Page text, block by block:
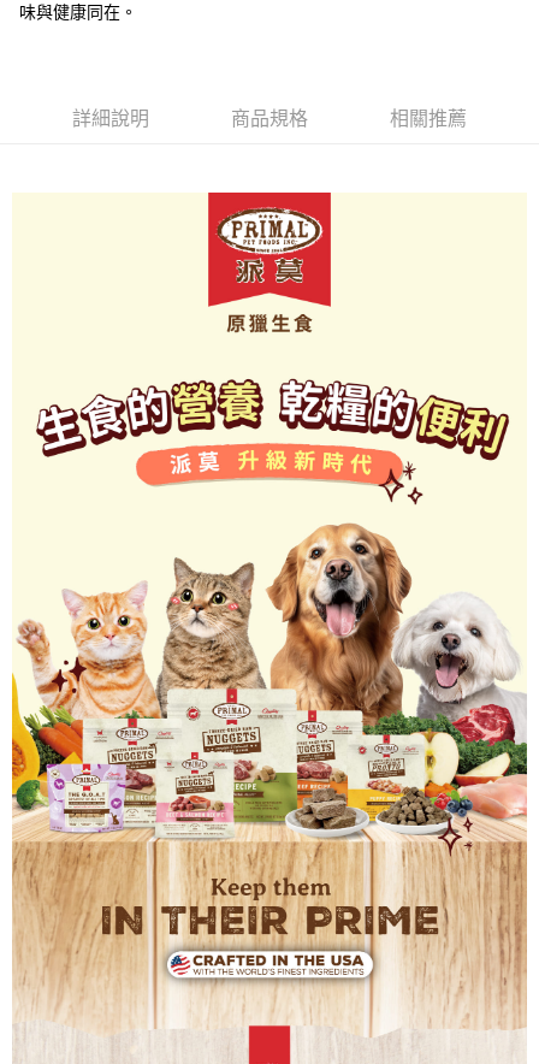
１．透過由恩沛科技股份有限公司提供之「AFTEE先享後付」服務完成之交
https://aftee.tw/terms/#terms3
３．未成年的使用者請事先徵得法定代理人或監護人之同意方可使用
４．使用「AFTEE先享後付」時，將依據個別帳號之用戶狀況，依本公司即
時審查核予不同之上限額度；若仍有額度不足之情形，本公司將視審查結果
５．嚴禁一人註冊多個帳號或使用他人資訊註冊。若發現惡意使用之情形，
恩沛科技股份有限公司將有權停止該用戶之使用額度並採取法律行動。
每筆NT$100，滿NT$2,000(含以上)免運費
味與健康同在。
詳細說明 商品規格 相關推薦